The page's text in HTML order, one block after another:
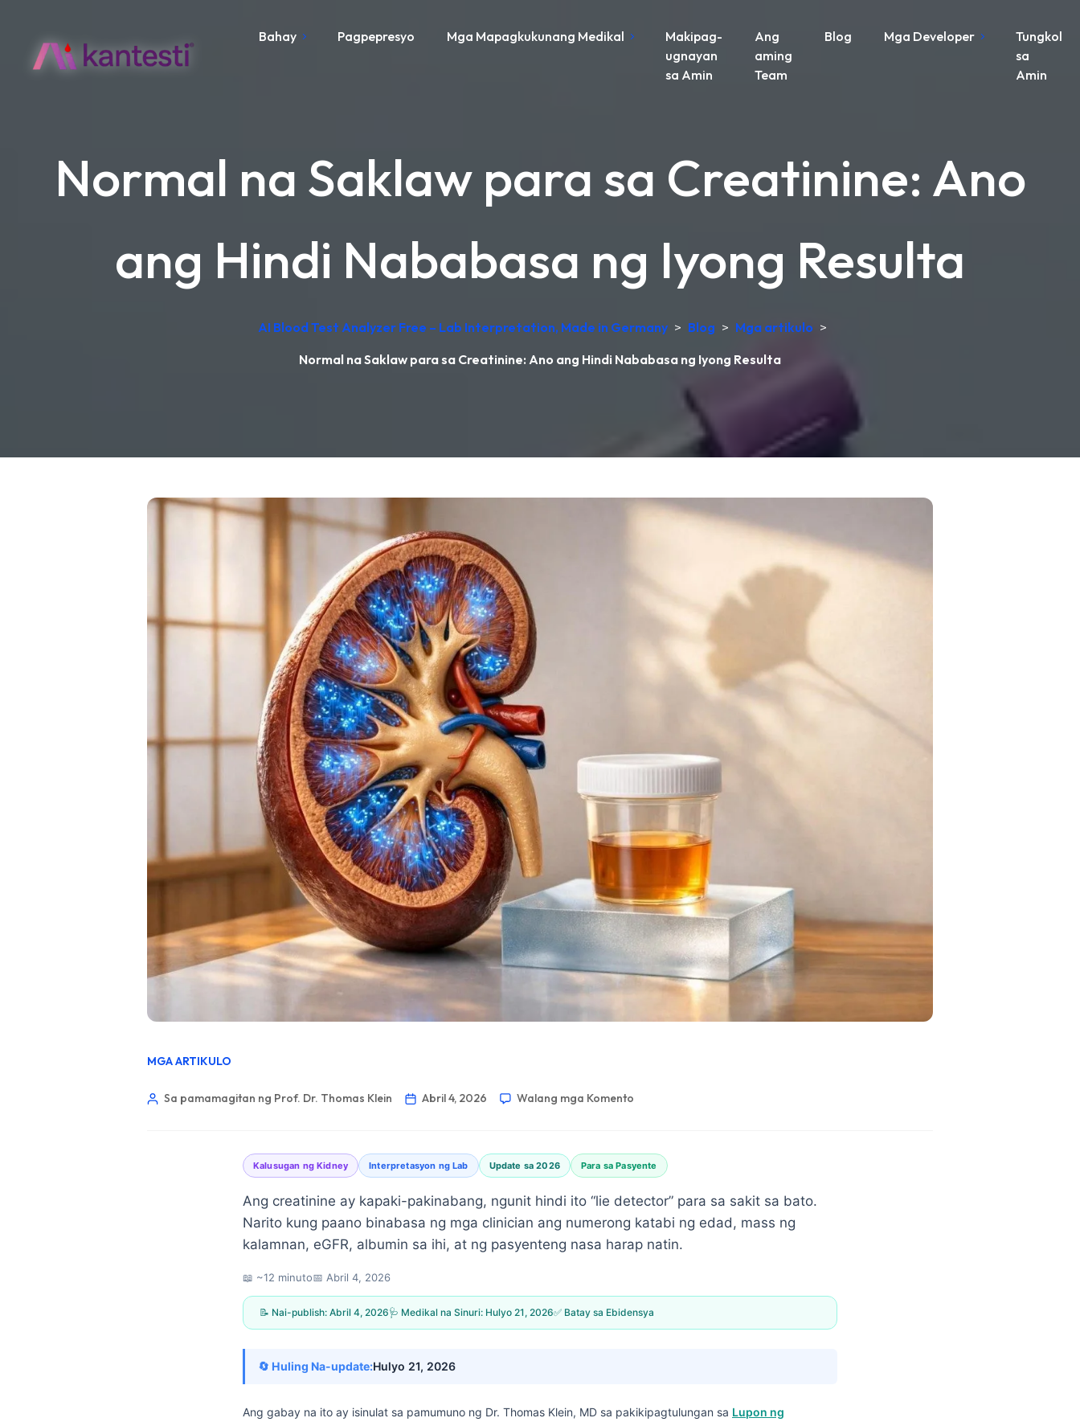
Bahay Pagpepresyo Mga Mapagkukunang Medikal
Makipag-
ugnayan
sa Amin
Ang
aming
Team
Blog Mga Developer
Tungkol
sa
Amin
Normal na Saklaw para sa Creatinine: Ano
ang Hindi Nababasa ng Iyong Resulta
AI Blood Test Analyzer Free – Lab Interpretation, Made in Germany > Blog > Mga artikulo >
Normal na Saklaw para sa Creatinine: Ano ang Hindi Nababasa ng Iyong Resulta
MGA ARTIKULO
Sa pamamagitan ng Prof. Dr. Thomas Klein Abril 4, 2026 Walang mga Komento
Kalusugan ng Kidney Interpretasyon ng Lab Update sa 2026 Para sa Pasyente
Ang creatinine ay kapaki-pakinabang, ngunit hindi ito “lie detector” para sa sakit sa bato.
Narito kung paano binabasa ng mga clinician ang numerong katabi ng edad, mass ng
kalamnan, eGFR, albumin sa ihi, at ng pasyenteng nasa harap natin.
📖 ~12 minuto📅 Abril 4, 2026
📝 Nai-publish: Abril 4, 2026🩺 Medikal na Sinuri: Hulyo 21, 2026✅ Batay sa Ebidensya
🔄 Huling Na-update:Hulyo 21, 2026
Ang gabay na ito ay isinulat sa pamumuno ng Dr. Thomas Klein, MD sa pakikipagtulungan sa Lupon ng